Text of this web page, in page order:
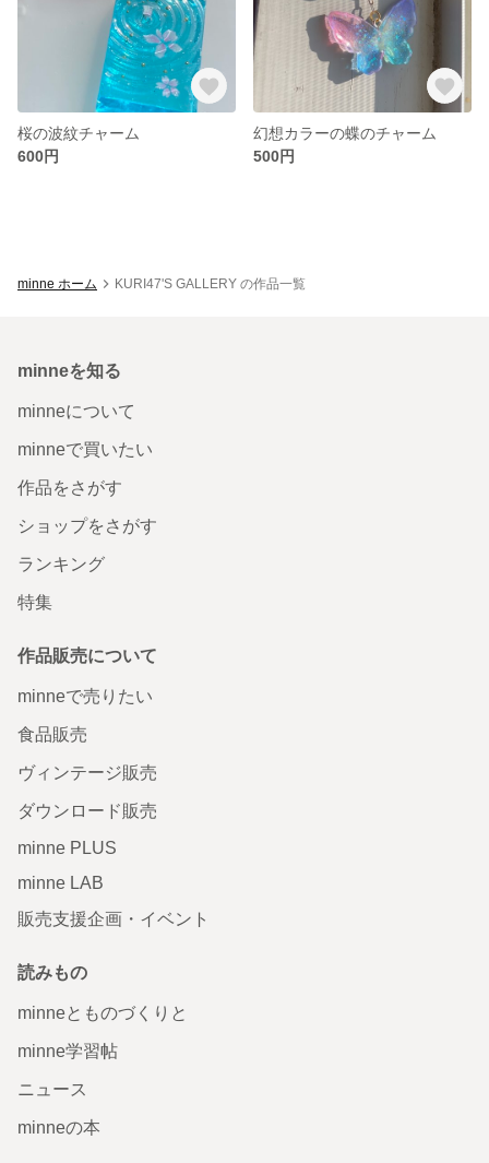
桜の波紋チャーム
600円
幻想カラーの蝶のチャーム
500円
minne ホーム KURI47'S GALLERY の作品一覧
minneを知る
minneについて
minneで買いたい
作品をさがす
ショップをさがす
ランキング
特集
作品販売について
minneで売りたい
食品販売
ヴィンテージ販売
ダウンロード販売
minne PLUS
minne LAB
販売支援企画・イベント
読みもの
minneとものづくりと
minne学習帖
ニュース
minneの本